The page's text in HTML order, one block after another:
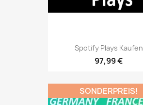
Spotify Plays Kaufen
97,99 €
SONDERPREIS!